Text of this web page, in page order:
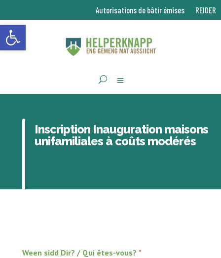
Ouvrir la barre d’outils
Autorisations de bâtir émises REIDER
Inscription Inauguration maisons
unifamiliales à coûts modérés
Ween sidd Dir? / Qui êtes-vous? *